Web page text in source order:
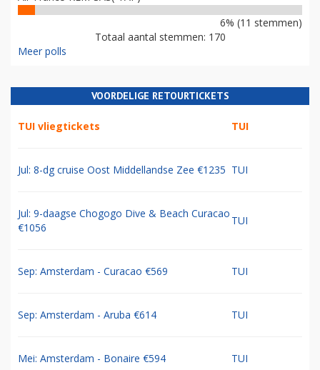
6% (11 stemmen)
Totaal aantal stemmen: 170
Meer polls
VOORDELIGE RETOURTICKETS
TUI vliegtickets TUI
Jul: 8-dg cruise Oost Middellandse Zee €1235 TUI
Jul: 9-daagse Chogogo Dive & Beach Curacao
€1056
TUI
Sep: Amsterdam - Curacao €569 TUI
Sep: Amsterdam - Aruba €614 TUI
Mei: Amsterdam - Bonaire €594 TUI